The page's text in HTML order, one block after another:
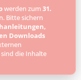
zu entwerfen,
so gute Ideen.
werden zum 31.
Bitte sichern
Downloads
die Inhalte